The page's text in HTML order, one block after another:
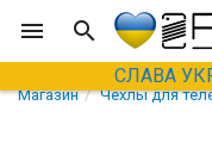
СЛАВА
Магазин Чехлы для